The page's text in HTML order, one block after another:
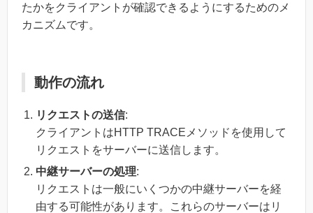
たかをクライアントが確認できるようにするためのメ
カニズムです。
動作の流れ
リクエストの送信:
クライアントはHTTP TRACEメソッドを使用して
リクエストをサーバーに送信します。
中継サーバーの処理:
リクエストは一般にいくつかの中継サーバーを経
由する可能性があります。これらのサーバーはリ